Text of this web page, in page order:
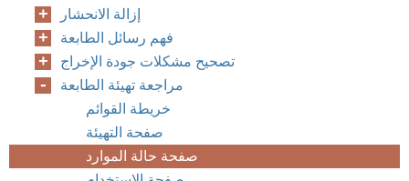
إزالة الانحشار
فهم رسائل الطابعة
تصحيح مشكلات جودة الإخراج
مراجعة تهيئة الطابعة
خريطة القوائم
صفحة التهيئة
صفحة حالة الموارد